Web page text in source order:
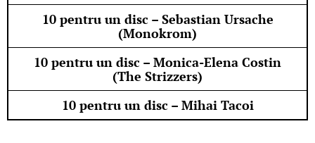
10 pentru un disc – Sebastian Ursache
(Monokrom)
10 pentru un disc – Monica-Elena Costin
(The Strizzers)
10 pentru un disc – Mihai Tacoi